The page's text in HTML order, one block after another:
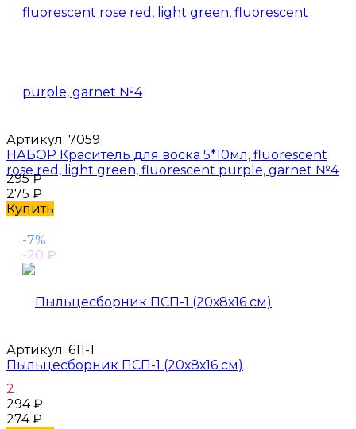
Артикул: 7059
НАБОР Краситель для воска 5*10мл, fluorescent
rose red, light green, fluorescent purple, garnet №4
295₽
275 ₽
Купить
-7%
-20 ₽
Артикул: 611-1
Пыльцесборник ПСП-1 (20х8х16 см)
2
294₽
274₽